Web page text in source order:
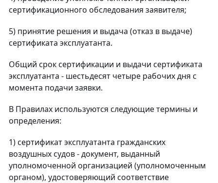
сертификационного обследования заявителя;
5) принятие решения и выдача (отказ в выдаче)
сертификата эксплуатанта.
Общий срок сертификации и выдачи сертификата
эксплуатанта - шестьдесят четыре рабочих дня с
момента подачи заявки.
В Правилах используются следующие термины и
определения:
1) сертификат эксплуатанта гражданских
воздушных судов - документ, выданный
уполномоченной организацией (уполномоченным
органом), удостоверяющий соответствие